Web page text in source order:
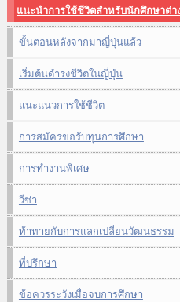
แนะนำการใช้ชีวิตสำหรับนักศึกษาต่า
ขั้นตอนหลังจากมาญี่ปุ่นแล้ว
เริ่มต้นดำรงชีวิตในญี่ปุ่น
แนะแนวการใช้ชีวิต
การสมัครขอรับทุนการศึกษา
การทำงานพิเศษ
วีซ่า
ท้าทายกับการแลกเปลี่ยนวัฒนธรรม
ที่ปรึกษา
ข้อควรระวังเมื่อจบการศึกษา